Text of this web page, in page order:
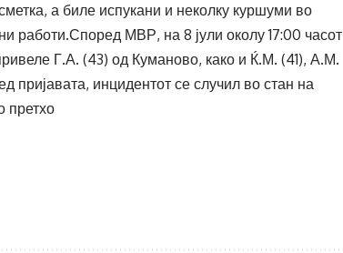
а биле испукани и неколку куршуми во
работи.Според МВР, на 8 јули околу 17:00 часот
Г.А. (43) од Куманово, како и Ќ.М. (41), А.М.
инцидентот се случил во стан на
претхо